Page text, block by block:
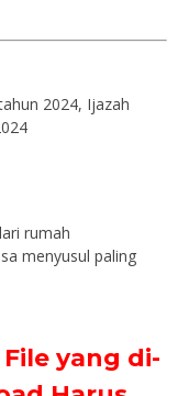
2024, Ijazah
rumah
menyusul paling
yang di-